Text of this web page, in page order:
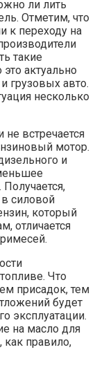
ли лить
Отметим, что
к переходу на
такие
актуально
грузовых авто.
несколько
не встречается
мотор.
и
в силовой
который
отличается
Что
присадок, тем
будет
эксплуатации.
на масло для
как правило,